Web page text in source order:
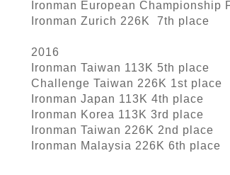
Ironman European
Ironman Zurich 226K 7th place
2016
Ironman Taiwan 113K 5th place
Challenge Taiwan 226K 1st place
Ironman Japan 113K 4th place
Ironman Korea 113K 3rd place
Ironman Taiwan 226K 2nd place
Ironman Malaysia 226K 6th place